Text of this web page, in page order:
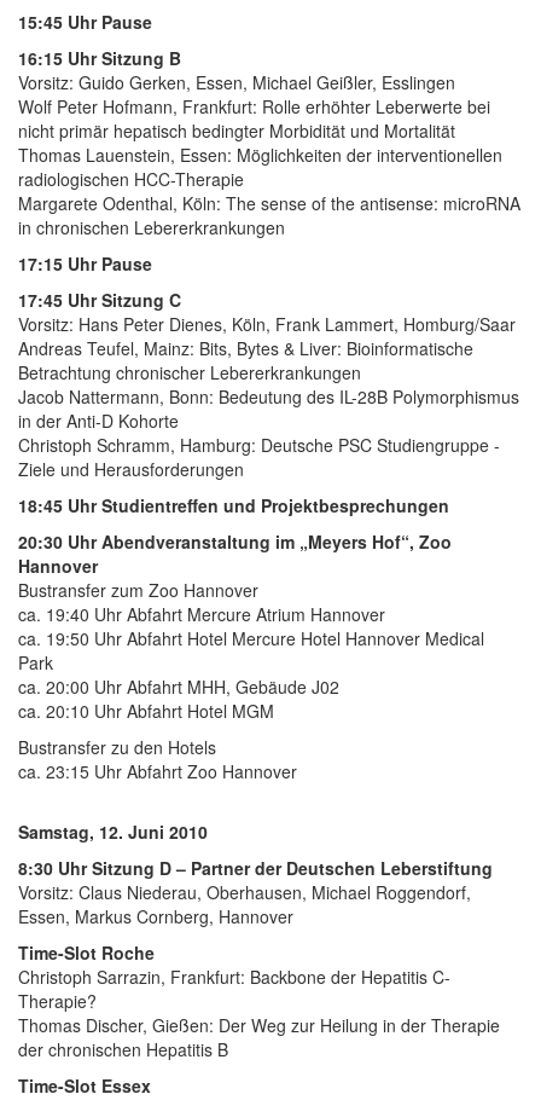
15:45 Uhr Pause
16:15 Uhr Sitzung B
Vorsitz: Guido Gerken, Essen, Michael Geißler, Esslingen
Wolf Peter Hofmann, Frankfurt: Rolle erhöhter Leberwerte bei
nicht primär hepatisch bedingter Morbidität und Mortalität
Thomas Lauenstein, Essen: Möglichkeiten der interventionellen
radiologischen HCC-Therapie
Margarete Odenthal, Köln: The sense of the antisense: microRNA
in chronischen Lebererkrankungen
17:15 Uhr Pause
17:45 Uhr Sitzung C
Vorsitz: Hans Peter Dienes, Köln, Frank Lammert, Homburg/Saar
Andreas Teufel, Mainz: Bits, Bytes & Liver: Bioinformatische
Betrachtung chronischer Lebererkrankungen
Jacob Nattermann, Bonn: Bedeutung des IL-28B Polymorphismus
in der Anti-D Kohorte
Christoph Schramm, Hamburg: Deutsche PSC Studiengruppe -
Ziele und Herausforderungen
18:45 Uhr Studientreffen und Projektbesprechungen
20:30 Uhr Abendveranstaltung im „Meyers Hof“, Zoo
Hannover
Bustransfer zum Zoo Hannover
ca. 19:40 Uhr Abfahrt Mercure Atrium Hannover
ca. 19:50 Uhr Abfahrt Hotel Mercure Hotel Hannover Medical
Park
ca. 20:00 Uhr Abfahrt MHH, Gebäude J02
ca. 20:10 Uhr Abfahrt Hotel MGM
Bustransfer zu den Hotels
ca. 23:15 Uhr Abfahrt Zoo Hannover
Samstag, 12. Juni 2010
8:30 Uhr Sitzung D – Partner der Deutschen Leberstiftung
Vorsitz: Claus Niederau, Oberhausen, Michael Roggendorf,
Essen, Markus Cornberg, Hannover
Time-Slot Roche
Christoph Sarrazin, Frankfurt: Backbone der Hepatitis C-
Therapie?
Thomas Discher, Gießen: Der Weg zur Heilung in der Therapie
der chronischen Hepatitis B
Time-Slot Essex